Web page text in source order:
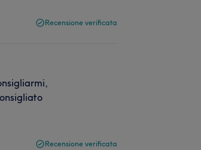
Recensione verificata
Recensione verificata